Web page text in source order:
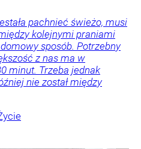
pachnieć świeżo, musi
kolejnymi praniami
sposób. Potrzebny
z nas ma w
minut. Trzeba jednak
nie został między